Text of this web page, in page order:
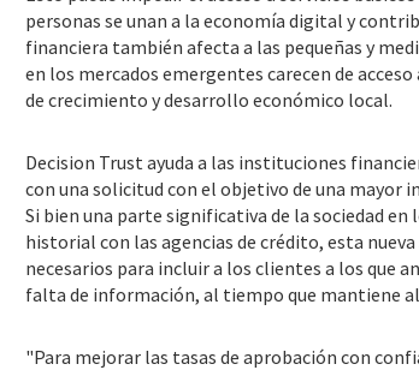
personas se unan a la economía digital y
financiera también afecta a las pequeñas y
en los mercados emergentes carecen de
de crecimiento y desarrollo económico local.
Decision Trust ayuda a las instituciones
con una solicitud con el objetivo de una mayor
Si bien una parte significativa de la sociedad
historial con las agencias de crédito, esta
necesarios para incluir a los clientes a los que
falta de información, al tiempo que mantiene
"Para mejorar las tasas de aprobación con